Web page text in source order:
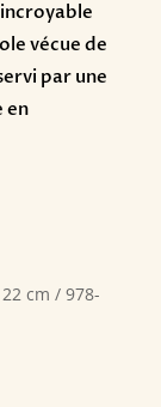
vécue de
par une
en
cm / 978-